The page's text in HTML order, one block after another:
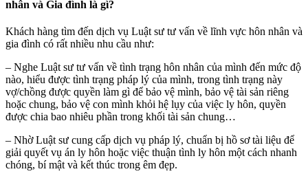
nhân và Gia đình là gì?
Khách hàng tìm đến dịch vụ Luật sư tư vấn về lĩnh vực hôn nhân và
gia đình có rất nhiều nhu cầu như:
– Nghe Luật sư tư vấn về tình trạng hôn nhân của mình đến mức độ
nào, hiểu được tình trạng pháp lý của mình, trong tình trạng này
vợ/chồng được quyền làm gì để bảo vệ mình, bảo vệ tài sản riêng
hoặc chung, bảo vệ con mình khỏi hệ lụy của việc ly hôn, quyền
được chia bao nhiêu phần trong khối tài sản chung…
– Nhờ Luật sư cung cấp dịch vụ pháp lý, chuẩn bị hồ sơ tài liệu để
giải quyết vụ án ly hôn hoặc việc thuận tình ly hôn một cách nhanh
chóng, bí mật và kết thúc trong êm đẹp.